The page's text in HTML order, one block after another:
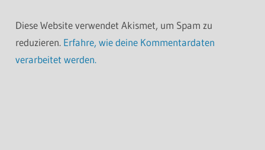
Diese Website verwendet Akismet, um Spam zu
reduzieren. Erfahre, wie deine Kommentardaten
verarbeitet werden.